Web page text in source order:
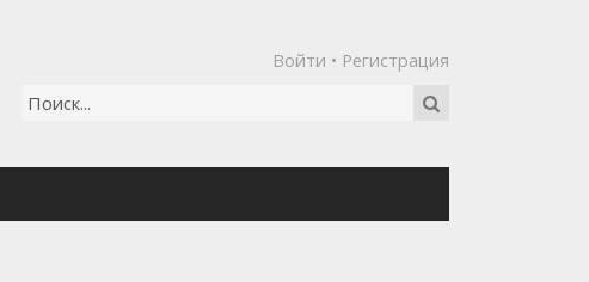
Войти • Регистрация